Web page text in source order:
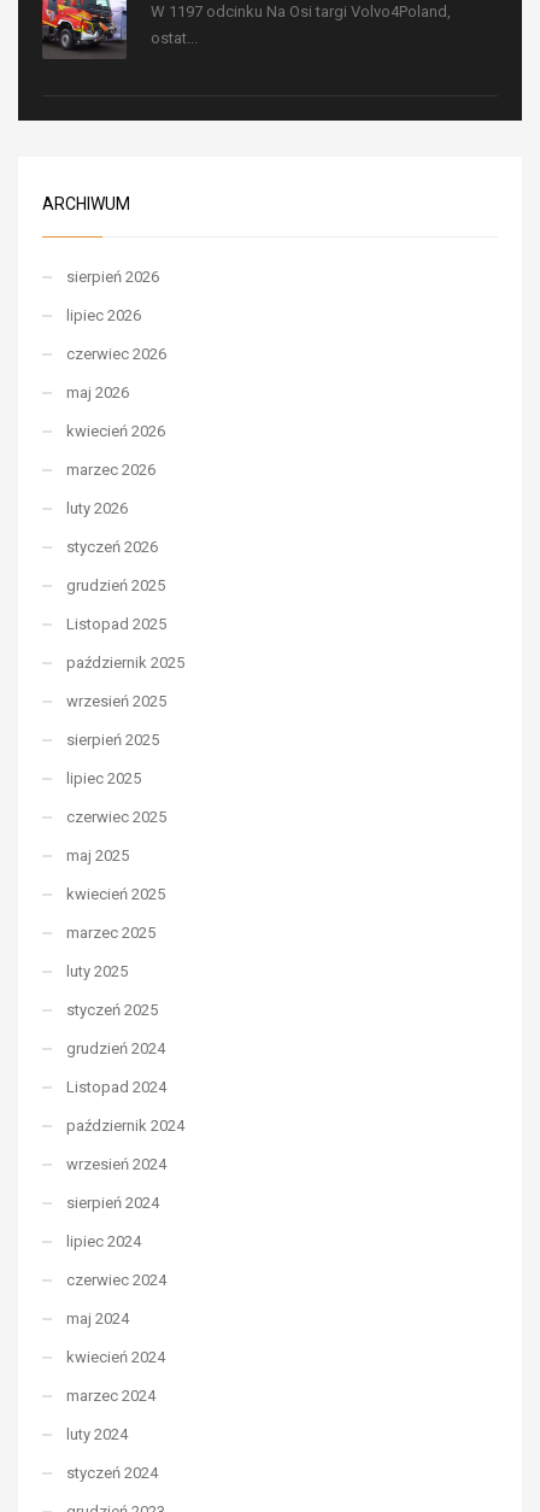
W 1197 odcinku Na Osi targi Volvo4Poland,
ostat...
ARCHIWUM
sierpień 2026
lipiec 2026
czerwiec 2026
maj 2026
kwiecień 2026
marzec 2026
luty 2026
styczeń 2026
grudzień 2025
Listopad 2025
październik 2025
wrzesień 2025
sierpień 2025
lipiec 2025
czerwiec 2025
maj 2025
kwiecień 2025
marzec 2025
luty 2025
styczeń 2025
grudzień 2024
Listopad 2024
październik 2024
wrzesień 2024
sierpień 2024
lipiec 2024
czerwiec 2024
maj 2024
kwiecień 2024
marzec 2024
luty 2024
styczeń 2024